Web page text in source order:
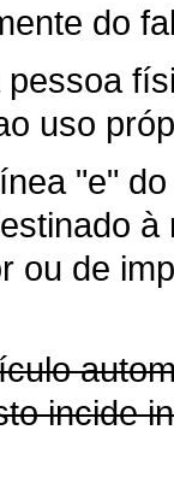
do
uso
"e"
ou de
incide